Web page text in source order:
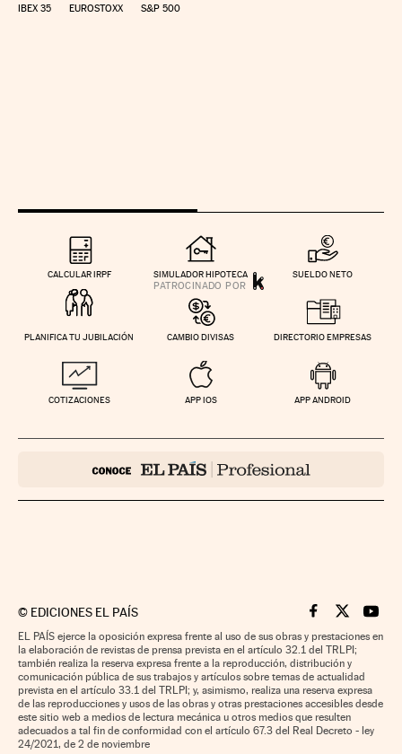
IBEX 35 EUROSTOXX S&P 500
CALCULAR IRPF SIMULADOR HIPOTECA SUELDO NETO
PLANIFICA TU JUBILACIÓN CAMBIO DIVISAS DIRECTORIO EMPRESAS
COTIZACIONES APP IOS APP ANDROID
© EDICIONES EL PAÍS Cinco Días en
Cinco Días
Cinco
EL PAÍS ejerce la oposición expresa frente al uso de sus obras y prestaciones en
la elaboración de revistas de prensa prevista en el artículo 32.1 del TRLPI;
también realiza la reserva expresa frente a la reproducción, distribución y
comunicación pública de sus trabajos y artículos sobre temas de actualidad
prevista en el artículo 33.1 del TRLPI; y, asimismo, realiza una reserva expresa
de las reproducciones y usos de las obras y otras prestaciones accesibles desde
este sitio web a medios de lectura mecánica u otros medios que resulten
adecuados a tal fin de conformidad con el artículo 67.3 del Real Decreto - ley
24/2021, de 2 de noviembre